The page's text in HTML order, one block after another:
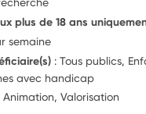
plus de 18 ans
semaine
: Tous publics,
avec handicap
Animation, Valorisation